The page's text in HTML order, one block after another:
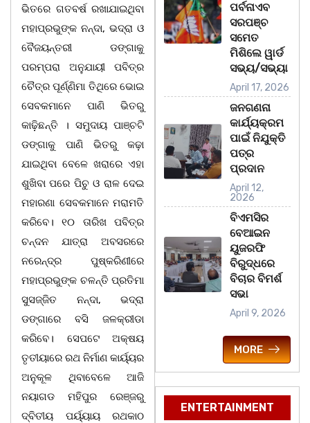
ଭିତରେ ଗତବର୍ଷ ରଖାଯାଇଥିବା
ମହାପ୍ରଭୁଙ୍କ ନନ୍ଦା, ଭଦ୍ରା ଓ
ବୈଜୟନ୍ତରୀ ଡଙ୍ଗାକୁ
ପରମ୍ପରା ଅନୁଯାୟୀ ପବିତ୍ର
ଚୈତ୍ର ପୂର୍ଣ୍ଣିମା ତିଥିରେ ଭୋଇ
ସେବକମାନେ ପାଣି ଭିତରୁ
କାଢ଼ିଛନ୍ତି । ସମୁଦାୟ ପାଞ୍ଚଟି
ଡଙ୍ଗାକୁ ପାଣି ଭିତରୁ କଢ଼ା
ଯାଇଥିବା ବେଳେ ଖରାରେ ଏହା
ଶୁଖିବା ପରେ ପିଚୁ ଓ ରାଳ ଦେଇ
ମହାରଣା ସେବକମାନେ ମରାମତି
କରିବେ। ୧୦ ତାରିଖ ପବିତ୍ର
ଚନ୍ଦନ ଯାତ୍ରା ଅବସରରେ
ନରେନ୍ଦ୍ର ପୁଷ୍କରିଣୀରେ
ମହାପ୍ରଭୁଙ୍କ ଚଳନ୍ତି ପ୍ରତିମା
ସୁସଜ୍ଜିତ ନନ୍ଦା, ଭଦ୍ରା
ଡଙ୍ଗାରେ ବସି ଜଳକ୍ରୀଡା
କରିବେ। ସେପଟେ ଅକ୍ଷୟ
ତୃତୀୟାରେ ରଥ ନିର୍ମାଣ କାର୍ୟ୍ୟର
ଅନୁକୂଳ ଥିବାବେଳେ ଆଜି
ନୟାଗଡ ମହିପୁର ରେଞ୍ଜରୁ
ଦ୍ବିତୀୟ ପର୍ୟ୍ୟାୟ ରଥକାଠ
ପର୍ବନାଏବ
ସରପଞ୍ଚ
ସମେତ
ମିଶିଲେ ୱାର୍ଡ
ସଭ୍ୟ/ସଭ୍ୟା
April 17, 2026
ଜନଗଣନା
କାର୍ଯ୍ୟକ୍ରମ
ପାଇଁ ନିଯୁକ୍ତି
ପତ୍ର
ପ୍ରଦାନ
April 12,
2026
ବିଏମସିର
ବେଆଇନ
ୟୁଜରଫି
ବିରୁଦ୍ଧରେ
ବିଚାର ବିମର୍ଶ
ସଭା
April 9, 2026
MORE
ENTERTAINMENT